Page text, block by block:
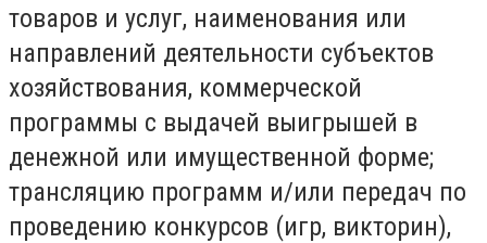
товаров и услуг, наименования или
направлений деятельности субъектов
хозяйствования, коммерческой
программы с выдачей выигрышей в
денежной или имущественной форме;
трансляцию программ и/или передач по
проведению конкурсов (игр, викторин),